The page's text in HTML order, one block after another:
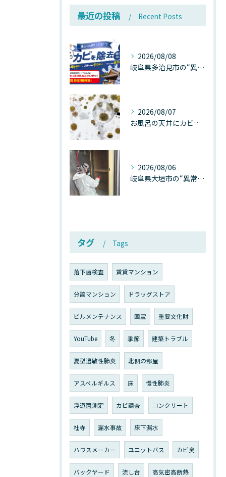
最近の投稿 Recent Posts
2026/08/08
岐阜県多治見市の“異常な高温”が建物内部を破壊する──深層カビが急増する危険な温度差の正体
2026/08/07
お風呂の天井にカビが生えたら要注意！2026年8月の猛暑・高湿度で急増する浴室カビの原因と正しい対策
2026/08/06
岐阜県大垣市の“異常に高い気温”が建物内部を腐らせる──深層カビが爆発的に増える本当の理由
タグ Tags
落下菌検査 賃貸マンション
分譲マンション ドラッグストア
ビルメンテナンス 国宝 重要文化財
YouTube 冬 季節 建築トラブル
夏型過敏性肺炎 北側の部屋
アスペルギルス 床 慢性肺炎
浮遊菌測定 カビ調査 コンクリート
社寺 漏水事故 床下漏水
ハウスメーカー ユニットバス カビ臭
バックヤード 流し台 高気密高断熱